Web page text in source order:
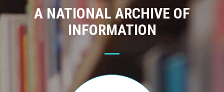
A NATIONAL ARCHIVE OF
INFORMATION